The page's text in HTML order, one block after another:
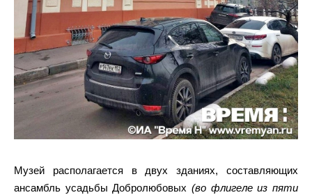
Музей располагается в двух зданиях, составляющих
ансамбль усадьбы Добролюбовых (во флигеле из пяти